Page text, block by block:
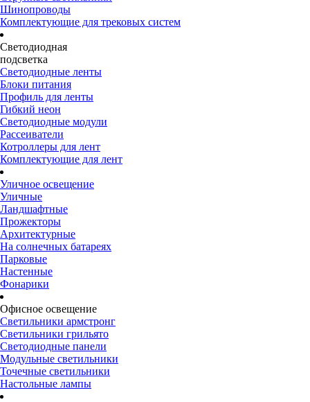
Шинопроводы
Комплектующие для трековых систем
Светодиодная
подсветка
Светодиодные ленты
Блоки питания
Профиль для ленты
Гибкий неон
Светодиодные модули
Рассеиватели
Котроллеры для лент
Комплектующие для лент
Уличное освещение
Уличные
Ландшафтные
Прожекторы
Архитектурные
На солнечных батареях
Парковые
Настенные
Фонарики
Офисное освещение
Светильники армстронг
Светильники грильято
Светодиодные панели
Модульные светильники
Точечные светильники
Настольные лампы